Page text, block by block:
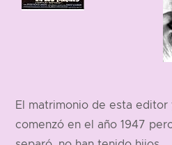
El matrimonio de esta
comenzó en el año 1947
157 cm